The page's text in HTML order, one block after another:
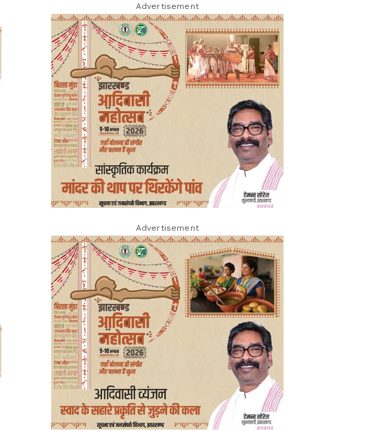
Advertisement
Advertisement